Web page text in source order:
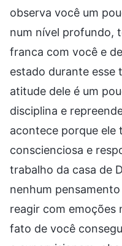
observa você um
num nível profundo,
franca com você e
estado durante esse
atitude dele é um
disciplina e
acontece porque ele
conscienciosa e
trabalho da casa de
nenhum
reagir com emoções
fato de você